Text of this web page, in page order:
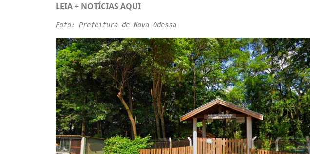
LEIA + NOTÍCIAS AQUI
Foto: Prefeitura de Nova Odessa